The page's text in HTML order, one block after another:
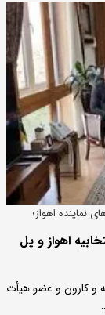
نماینده اهواز؛
اهواز و پل
و کارون و عضو هیأت